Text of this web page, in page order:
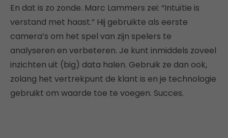
En dat is zo zonde. Marc Lammers zei: “Intuïtie is
verstand met haast.” Hij gebruikte als eerste
camera’s om het spel van zijn spelers te
analyseren en verbeteren. Je kunt inmiddels zoveel
inzichten uit (big) data halen. Gebruik ze dan ook,
zolang het vertrekpunt de klant is en je technologie
gebruikt om waarde toe te voegen. Succes.